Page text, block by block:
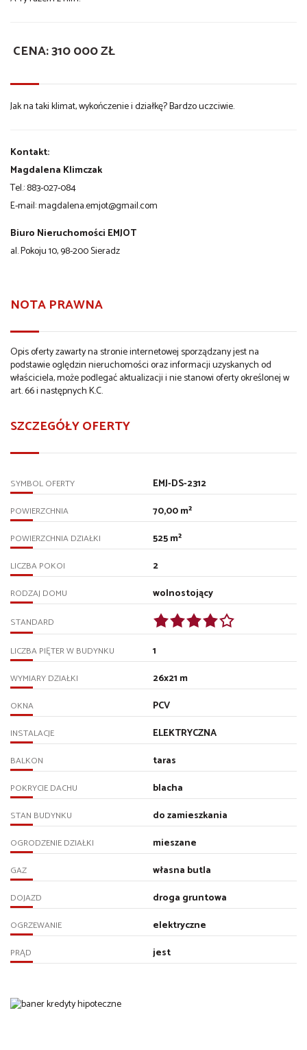
CENA:310 000 ZŁ
Jak na taki klimat, wykończenie i działkę? Bardzo uczciwie.
Kontakt:
Magdalena Klimczak
Tel.: 883-027-084
E-mail:magdalena.emjot@gmail.com
Biuro Nieruchomości EMJOT
al. Pokoju 10, 98-200 Sieradz
NOTA PRAWNA
Opis oferty zawarty na stronie internetowej sporządzany jest na
podstawie oględzin nieruchomości oraz informacji uzyskanych od
właściciela, może podlegać aktualizacji i nie stanowi oferty określonej w
art. 66 i następnych K.C.
SZCZEGÓŁY OFERTY
SYMBOL OFERTY EMJ-DS-2312
POWIERZCHNIA 70,00 m²
POWIERZCHNIA DZIAŁKI 525 m²
LICZBA POKOI 2
RODZAJ DOMU wolnostojący
STANDARD
LICZBA PIĘTER W BUDYNKU 1
WYMIARY DZIAŁKI 26x21 m
OKNA PCV
INSTALACJE ELEKTRYCZNA
BALKON taras
POKRYCIE DACHU blacha
STAN BUDYNKU do zamieszkania
OGRODZENIE DZIAŁKI mieszane
GAZ własna butla
DOJAZD droga gruntowa
OGRZEWANIE elektryczne
PRĄD jest